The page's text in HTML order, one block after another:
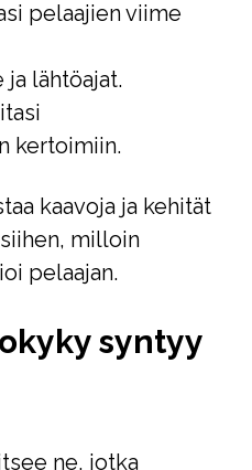
pelaajien viime
ja lähtöajat.
kertoimiin.
kaavoja ja kehität
milloin
pelaajan.
syntyy
ne, jotka